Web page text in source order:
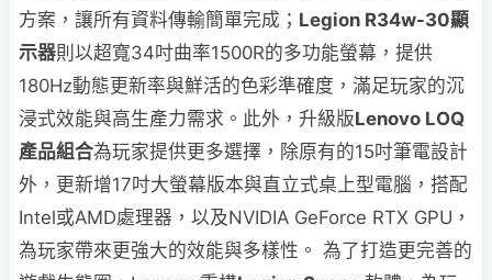
方案，讓所有資料傳輸簡單完成； Legion R34w-30顯
示器則以超寬34吋曲率1500R的多功能螢幕，提供
180Hz動態更新率與鮮活的色彩準確度，滿足玩家的沉
浸式效能與高生產力需求。此外，升級版Lenovo LOQ
產品組合為玩家提供更多選擇，除原有的15吋筆電設計
外，更新增17吋大螢幕版本與直立式桌上型電腦，搭配
Intel或AMD處理器，以及NVIDIA GeForce RTX GPU，
為玩家帶來更強大的效能與多樣性。 為了打造更完善的